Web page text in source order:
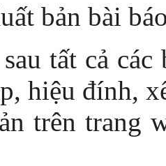
bản bài
tất cả
hiệu đính,
trên trang